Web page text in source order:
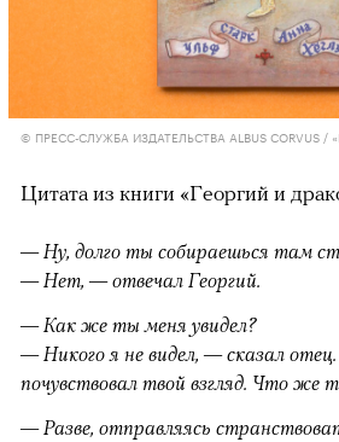
© ПРЕСС-СЛУЖБА ИЗДАТЕЛЬСТВА ALBUS CORVUS /
Цитата из книги «Георгий и
— Ну, долго ты собираешься там
— Нет, — отвечал Георгий.
— Как же ты меня увидел?
— Никого я не видел, — сказал
почувствовал твой взгляд. Что же
— Разве, отправляясь